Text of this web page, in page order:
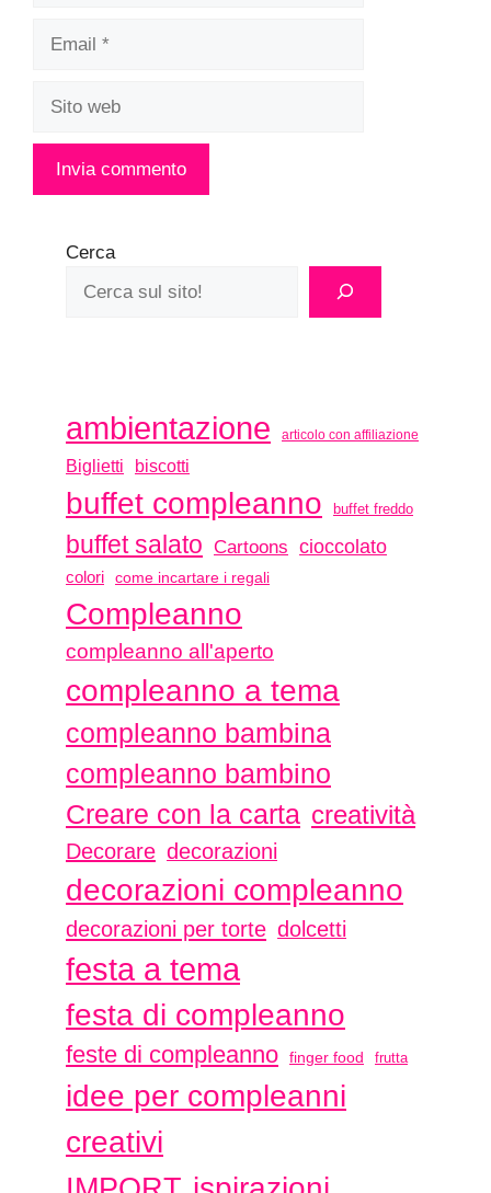
Cerca
ambientazione articolo con affiliazione
Biglietti biscotti
buffet compleanno buffet freddo
buffet salato Cartoons cioccolato
colori come incartare i regali
Compleanno
compleanno all'aperto
compleanno a tema
compleanno bambina
compleanno bambino
Creare con la carta creatività
Decorare decorazioni
decorazioni compleanno
decorazioni per torte dolcetti
festa a tema
festa di compleanno
feste di compleanno finger food frutta
idee per compleanni
creativi